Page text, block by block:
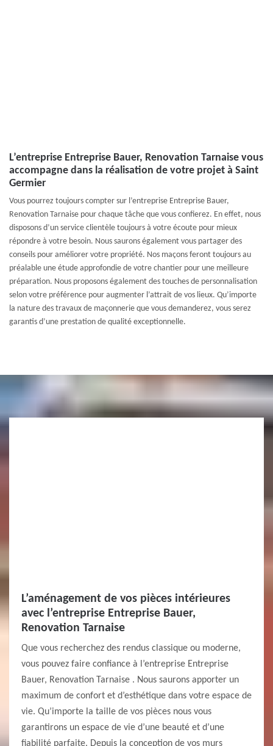
L’entreprise Entreprise Bauer, Renovation Tarnaise vous
accompagne dans la réalisation de votre projet à Saint
Germier
Vous pourrez toujours compter sur l’entreprise Entreprise Bauer,
Renovation Tarnaise pour chaque tâche que vous confierez. En effet, nous
disposons d’un service clientèle toujours à votre écoute pour mieux
répondre à votre besoin. Nous saurons également vous partager des
conseils pour améliorer votre propriété. Nos maçons feront toujours au
préalable une étude approfondie de votre chantier pour une meilleure
préparation. Nous proposons également des touches de personnalisation
selon votre préférence pour augmenter l’attrait de vos lieux. Qu’importe
la nature des travaux de maçonnerie que vous demanderez, vous serez
garantis d’une prestation de qualité exceptionnelle.
L’aménagement de vos pièces intérieures
avec l’entreprise Entreprise Bauer,
Renovation Tarnaise
Que vous recherchez des rendus classique ou moderne,
vous pouvez faire confiance à l’entreprise Entreprise
Bauer, Renovation Tarnaise . Nous saurons apporter un
maximum de confort et d’esthétique dans votre espace de
vie. Qu’importe la taille de vos pièces nous vous
garantirons un espace de vie d’une beauté et d’une
fiabilité parfaite. Depuis la conception de vos murs